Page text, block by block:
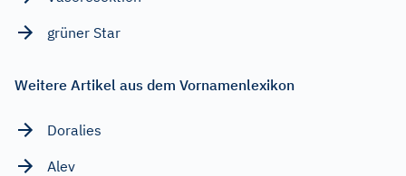
grüner Star
Weitere Artikel aus dem Vornamenlexikon
Doralies
Alev